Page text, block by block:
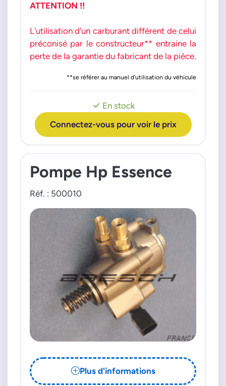
En stock
Connectez-vous pour voir le prix
ATTENTION !!
L'utilisation d'un carburant différent de celui
préconisé par le constructeur** entraine la
perte de la garantie du fabricant de la pièce.
**se référer au manuel d'utilisation du véhicule
Pompe Hp Essence
Réf. : 500010
Plus d'informations